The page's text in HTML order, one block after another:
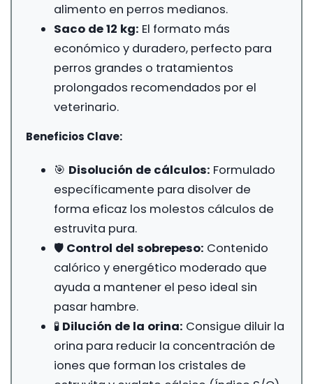
alimento en perros medianos.
Saco de 12 kg: El formato más
económico y duradero, perfecto para
perros grandes o tratamientos
prolongados recomendados por el
veterinario.
Beneficios Clave:
🎯 Disolución de cálculos: Formulado
específicamente para disolver de
forma eficaz los molestos cálculos de
estruvita pura.
🛡️ Control del sobrepeso: Contenido
calórico y energético moderado que
ayuda a mantener el peso ideal sin
pasar hambre.
🧪 Dilución de la orina: Consigue diluir la
orina para reducir la concentración de
iones que forman los cristales de